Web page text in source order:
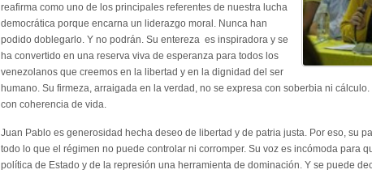
reafirma como uno de los principales referentes de nuestra lucha
democrática porque encarna un liderazgo moral. Nunca han
podido doblegarlo. Y no podrán. Su entereza es inspiradora y se
ha convertido en una reserva viva de esperanza para todos los
venezolanos que creemos en la libertad y en la dignidad del ser
humano. Su firmeza, arraigada en la verdad, no se expresa con soberbia ni
con coherencia de vida.
Juan Pablo es generosidad hecha deseo de libertad y de patria justa. Por eso, su
todo lo que el régimen no puede controlar ni corromper. Su voz es incómoda para
política de Estado y de la represión una herramienta de dominación. Y se puede